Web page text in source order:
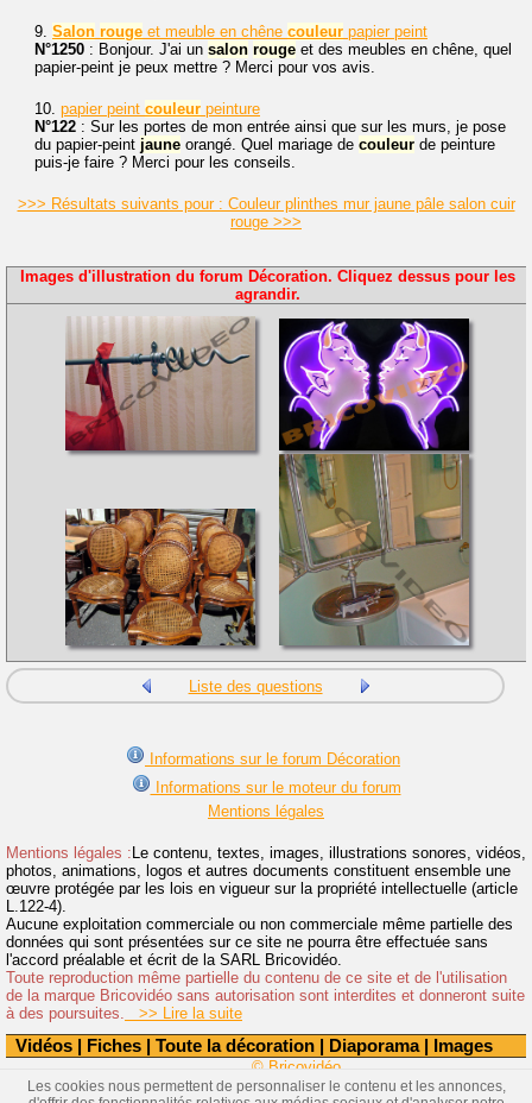
Vidéos | Fiches | Toute la décoration | Diaporama| Images
9. Salon rouge et meuble en chêne couleur papier peint
N°1250 : Bonjour. J'ai un salon rouge et des meubles en chêne, quel
papier-peint je peux mettre ? Merci pour vos avis.
10. papier peint couleur peinture
N°122 : Sur les portes de mon entrée ainsi que sur les murs, je pose
du papier-peint jaune orangé. Quel mariage de couleur de peinture
puis-je faire ? Merci pour les conseils.
>>> Résultats suivants pour : Couleur plinthes mur jaune pâle salon cuir
rouge >>>
Images d'illustration du forum Décoration. Cliquez dessus pour les
agrandir.
Liste des questions
Informations sur le forum Décoration
Informations sur le moteur du forum
Mentions légales
Mentions légales : Le contenu, textes, images, illustrations sonores, vidéos,
photos, animations, logos et autres documents constituent ensemble une
œuvre protégée par les lois en vigueur sur la propriété intellectuelle (article
L.122-4).
Aucune exploitation commerciale ou non commerciale même partielle des
données qui sont présentées sur ce site ne pourra être effectuée sans
l'accord préalable et écrit de la SARL Bricovidéo.
Toute reproduction même partielle du contenu de ce site et de l'utilisation
de la marque Bricovidéo sans autorisation sont interdites et donneront suite
à des poursuites. >> Lire la suite
© Bricovidéo
Les cookies nous permettent de personnaliser le contenu et les annonces,